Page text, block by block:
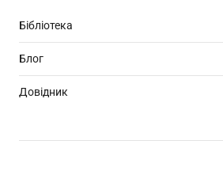
Бібліотека
Блог
Довідник